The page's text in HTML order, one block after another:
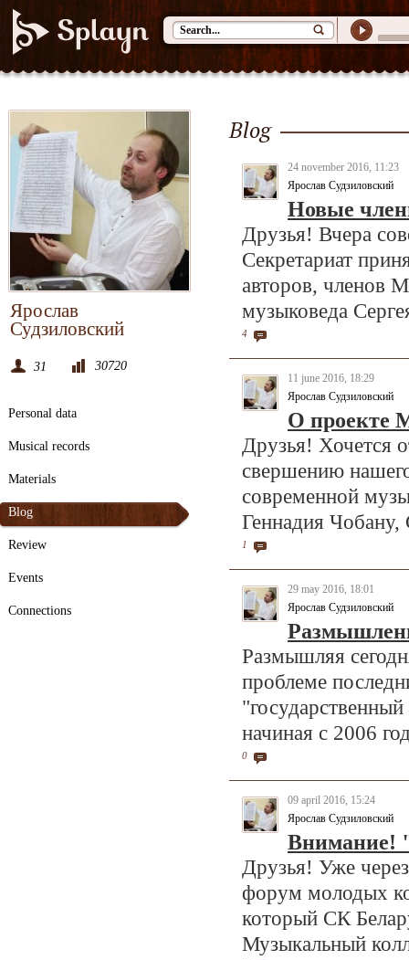
Ярослав
Судзиловский
31 30720
Personal data
Musical records
Materials
Blog
Review
Events
Connections
Blog
24 november 2016, 11:23
Ярослав Судзиловский
Новые
Друзья! Вчера
Секретариат
авторов, членов
музыковеда
4
11 june 2016, 18:29
Ярослав Судзиловский
О проекте
Друзья! Хочется
свершению
современной
Геннадия
1
29 may 2016, 18:01
Ярослав Судзиловский
Размышляя
проблеме
начиная с 2006
0
09 april 2016, 15:24
Ярослав Судзиловский
Внимание!
Друзья! Уже
форум молодых
который СК
Музыкальный